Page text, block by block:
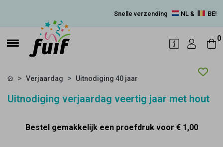
Snelle verzending NL & BE!
0
Verjaardag Uitnodiging 40 jaar
Uitnodiging verjaardag veertig jaar met hout
Bestel gemakkelijk een proefdruk voor € 1,00